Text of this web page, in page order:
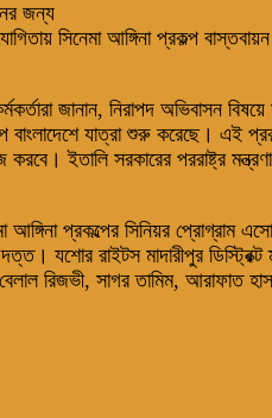
জন্য
সিনেমা আঙ্গিনা প্রকল্প
জানান, নিরাপদ অভিবাসন
বাংলাদেশে যাত্রা শুরু করেছে। এই
ইতালি সরকারের পররাষ্ট্র
প্রকল্পের সিনিয়র প্রোগ্রাম
যশোর রাইটস মাদারীপুর
রিজভী, সাগর তামিম, আরাফাত